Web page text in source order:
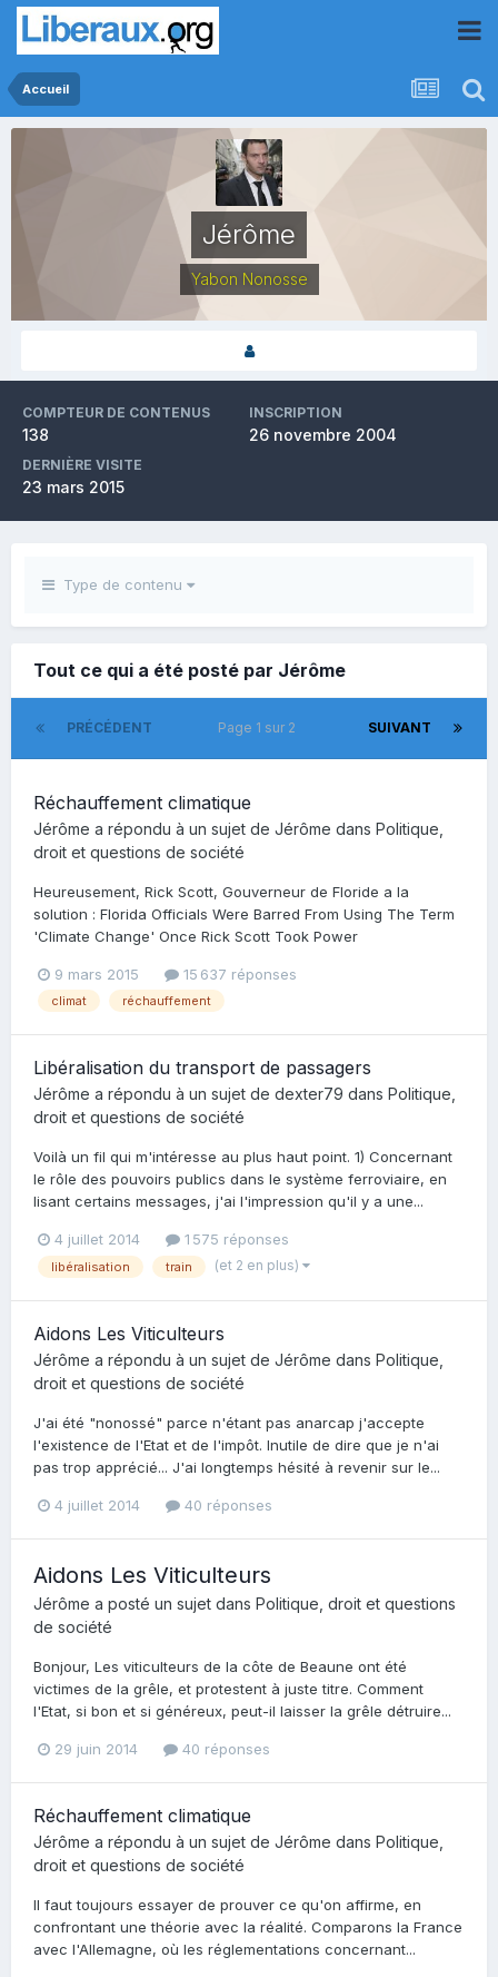
Accueil
Jérôme
Yabon Nonosse
COMPTEUR DE CONTENUS
138
INSCRIPTION
26 novembre 2004
DERNIÈRE VISITE
23 mars 2015
Type de contenu
Tout ce qui a été posté par Jérôme
PRÉCÉDENT SUIVANT
Page 1 sur 2
Réchauffement climatique
Jérôme a répondu à un sujet de Jérôme dans Politique,
droit et questions de société
Heureusement, Rick Scott, Gouverneur de Floride a la
solution : Florida Officials Were Barred From Using The Term
'Climate Change' Once Rick Scott Took Power
9 mars 2015 15 637 réponses
climat réchauffement
Libéralisation du transport de passagers
Jérôme a répondu à un sujet de dexter79 dans Politique,
droit et questions de société
Voilà un fil qui m'intéresse au plus haut point. 1) Concernant
le rôle des pouvoirs publics dans le système ferroviaire, en
lisant certains messages, j'ai l'impression qu'il y a une...
4 juillet 2014 1 575 réponses
libéralisation train (et 2 en plus)
Aidons Les Viticulteurs
Jérôme a répondu à un sujet de Jérôme dans Politique,
droit et questions de société
J'ai été "nonossé" parce n'étant pas anarcap j'accepte
l'existence de l'Etat et de l'impôt. Inutile de dire que je n'ai
pas trop apprécié... J'ai longtemps hésité à revenir sur le...
4 juillet 2014 40 réponses
Aidons Les Viticulteurs
Jérôme a posté un sujet dans Politique, droit et questions
de société
Bonjour, Les viticulteurs de la côte de Beaune ont été
victimes de la grêle, et protestent à juste titre. Comment
l'Etat, si bon et si généreux, peut-il laisser la grêle détruire...
29 juin 2014 40 réponses
Réchauffement climatique
Jérôme a répondu à un sujet de Jérôme dans Politique,
droit et questions de société
Il faut toujours essayer de prouver ce qu'on affirme, en
confrontant une théorie avec la réalité. Comparons la France
avec l'Allemagne, où les réglementations concernant...